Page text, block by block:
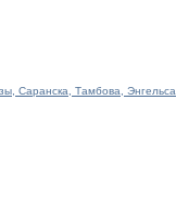
Саранска, Тамбова, Энгельса